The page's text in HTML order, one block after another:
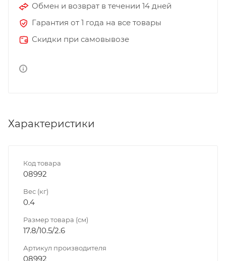
Обмен и возврат в течении 14 дней
Гарантия от 1 года на все товары
Скидки при самовывозе
Характеристики
Код товара
08992
Вес (кг)
0.4
Размер товара (см)
17.8/10.5/2.6
Артикул производителя
08992